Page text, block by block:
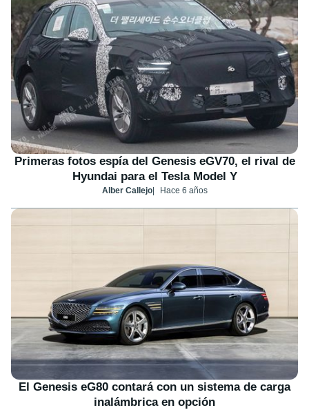
Primeras fotos espía del Genesis eGV70, el rival de
Hyundai para el Tesla Model Y
Alber Callejo Hace 6 años
El Genesis eG80 contará con un sistema de carga
inalámbrica en opción